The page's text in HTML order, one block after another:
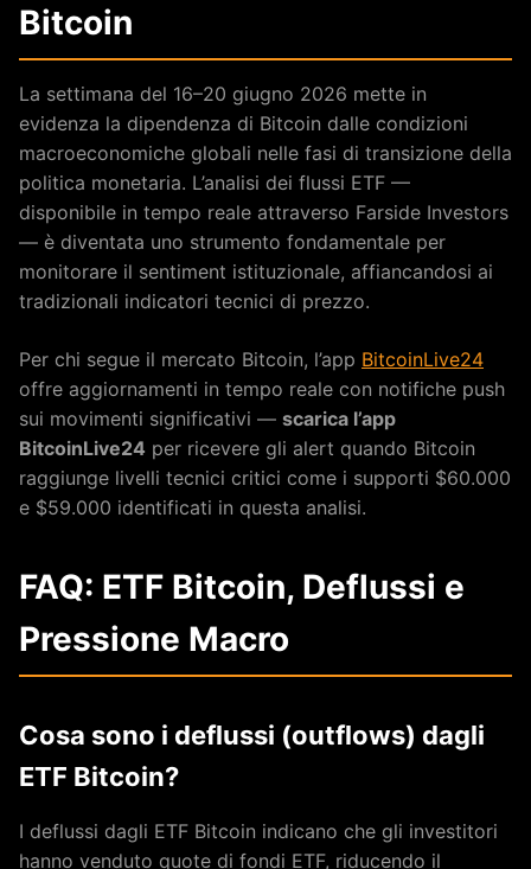
Bitcoin
La settimana del 16–20 giugno 2026 mette in
evidenza la dipendenza di Bitcoin dalle condizioni
macroeconomiche globali nelle fasi di transizione della
politica monetaria. L’analisi dei flussi ETF —
disponibile in tempo reale attraverso Farside Investors
— è diventata uno strumento fondamentale per
monitorare il sentiment istituzionale, affiancandosi ai
tradizionali indicatori tecnici di prezzo.
Per chi segue il mercato Bitcoin, l’app BitcoinLive24
offre aggiornamenti in tempo reale con notifiche push
sui movimenti significativi — scarica l’app
BitcoinLive24 per ricevere gli alert quando Bitcoin
raggiunge livelli tecnici critici come i supporti $60.000
e $59.000 identificati in questa analisi.
FAQ: ETF Bitcoin, Deflussi e
Pressione Macro
Cosa sono i deflussi (outflows) dagli
ETF Bitcoin?
I deflussi dagli ETF Bitcoin indicano che gli investitori
hanno venduto quote di fondi ETF, riducendo il